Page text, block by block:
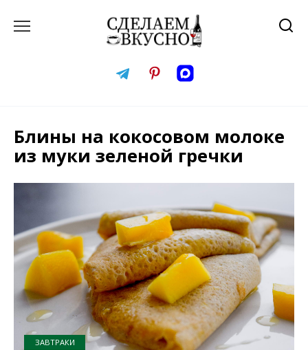
Блины на кокосовом молоке
из муки зеленой гречки
ЗАВТРАКИ